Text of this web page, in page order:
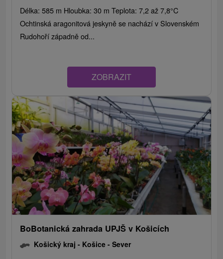
Délka: 585 m Hloubka: 30 m Teplota: 7,2 až 7,8°C
Ochtinská aragonitová jeskyně se nachází v Slovenském
Rudohoří západně od...
ZOBRAZIT
BoBotanická zahrada UPJŠ v Košicích
Košický kraj - Košice - Sever